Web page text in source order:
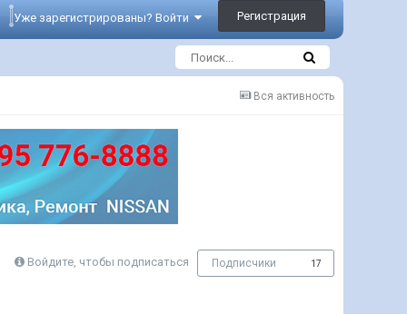
Уже зарегистрированы? Войти Регистрация
Вся активность
Войдите, чтобы подписаться Подписчики 17